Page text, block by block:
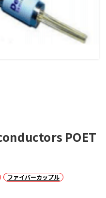
POET
ファイバーカップル